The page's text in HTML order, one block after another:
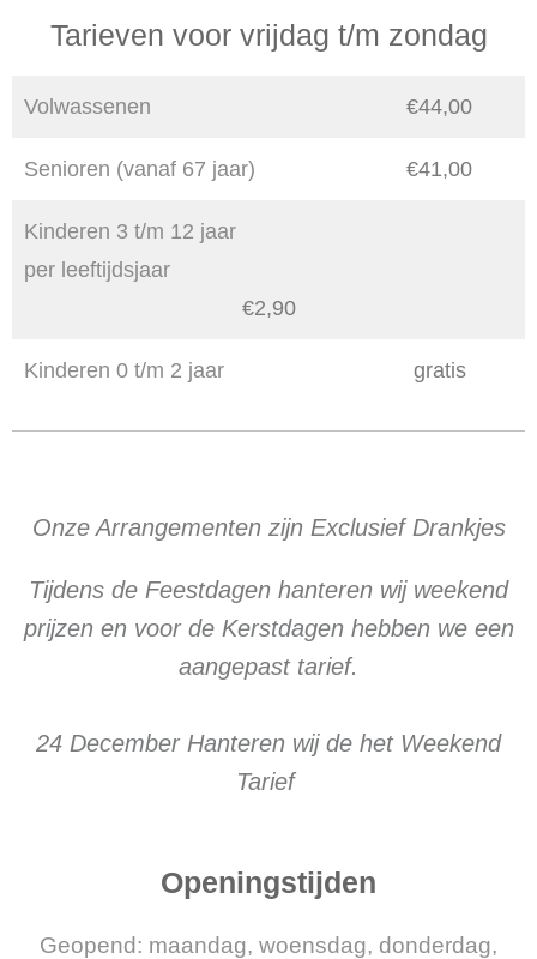
Tarieven voor vrijdag t/m zondag
Volwassenen €44,00
Senioren (vanaf 67 jaar) €41,00
Kinderen 3 t/m 12 jaar
per leeftijdsjaar
€2,90
Kinderen 0 t/m 2 jaar gratis
Onze Arrangementen zijn Exclusief Drankjes
Tijdens de Feestdagen hanteren wij weekend
prijzen en voor de Kerstdagen hebben we een
aangepast tarief.
24 December Hanteren wij de het Weekend
Tarief
Openingstijden
Geopend: maandag, woensdag, donderdag,